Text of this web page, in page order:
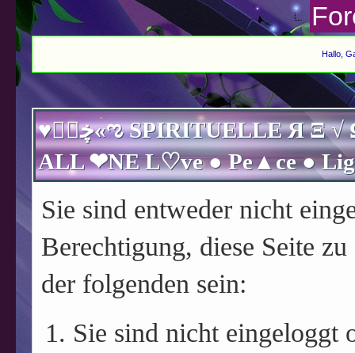
Hallo,
♥ڿڰۣ«ಌ SPIRITUELLE Я Ξ √ Ω L U T ↑ ☼ N - Forum - WE ARE
Sie sind entweder nicht
Berechtigung, diese Seite
der folgenden sein:
Sie sind nicht eingeloggt